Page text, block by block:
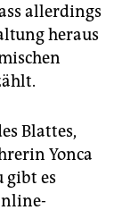
allerdings
heraus
Blattes,
Yonca
gibt es